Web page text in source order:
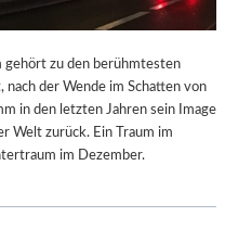
gehört zu den berühmtesten
der Wende im Schatten von
in den letzten Jahren sein Image
Welt zurück. Ein Traum im
im Dezember.